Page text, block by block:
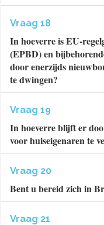
Vraag 18
In hoeverre is EU-
(EPBD) en
door enerzijds
te dwingen?
Vraag 19
In hoeverre blijft er
voor huiseigenaren te
Vraag 20
Bent u bereid zich in
Vraag 21